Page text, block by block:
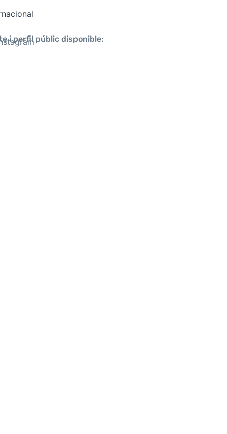
i perfil públic disponible: